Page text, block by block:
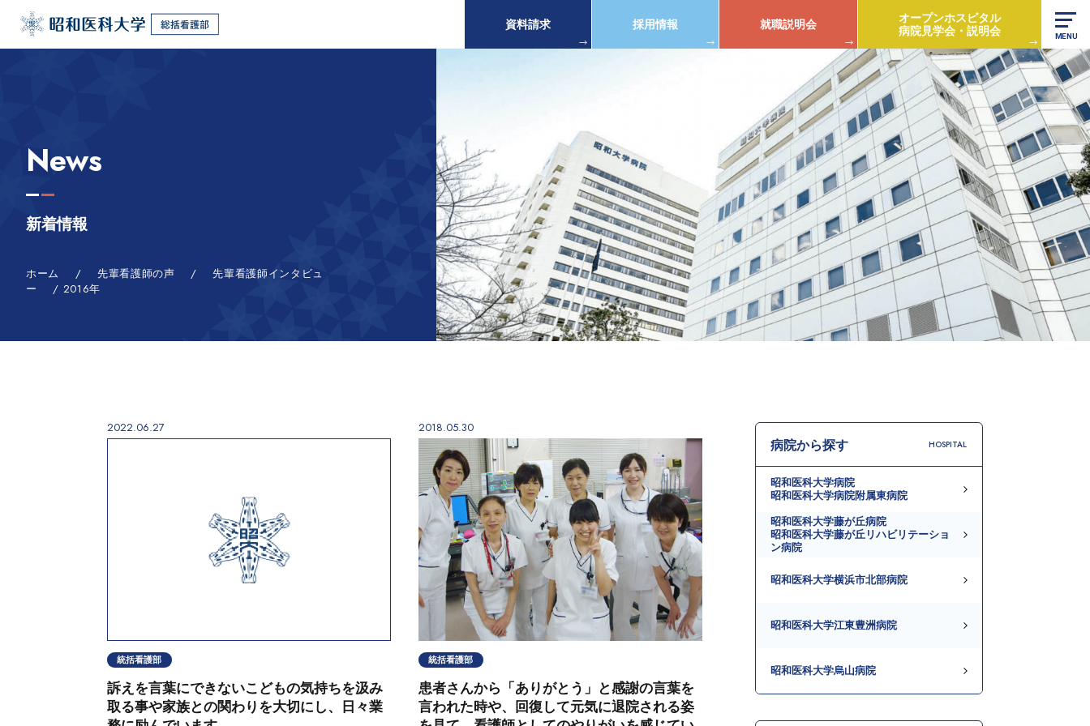
資料請求 採用情報 就職説明会
オープンホスピタル
病院見学会・説明会
MENU
News
新着情報
ホーム / 先輩看護師の声 /
先輩看護師インタビュ
ー
/ 2016年
2022.06.27
統括看護部
訴えを言葉にできないこどもの気持ちを汲み
取る事や家族との関わりを大切にし、日々業
2018.05.30
統括看護部
患者さんから「ありがとう」と感謝の言葉を
言われた時や、回復して元気に退院される姿
病院から探す HOSPITAL
昭和医科大学病院
昭和医科大学病院附属東病院
昭和医科大学藤が丘病院
昭和医科大学藤が丘リハビリテーショ
ン病院
昭和医科大学横浜市北部病院
昭和医科大学江東豊洲病院
昭和医科大学烏山病院